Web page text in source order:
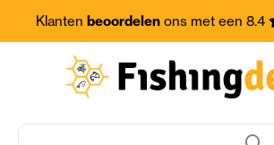
Klanten beoordelenons met een 8.4